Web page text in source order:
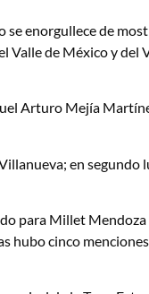
se enorgullece de
Valle de México y del
Arturo Mejía
en segundo
para Millet Mendoza
hubo cinco menciones